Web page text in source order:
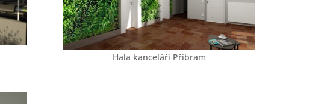
Hala kanceláří Příbram